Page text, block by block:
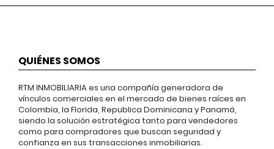
QUIÉNES SOMOS
RTM INMOBILIARIA es una compañía generadora de
vínculos comerciales en el mercado de bienes raíces en
Colombia, la Florida, Republica Dominicana y Panamá,
siendo la solución estratégica tanto para vendedores
como para compradores que buscan seguridad y
confianza en sus transacciones inmobiliarias.